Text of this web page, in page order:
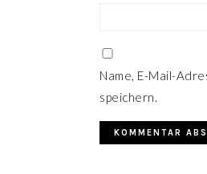
Name, E-Mail-
speichern.